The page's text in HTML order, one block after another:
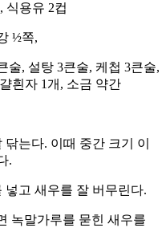
식용유 2컵
½쪽,
술, 설탕 3큰술, 케첩 3큰술,
흰자 1개, 소금 약간
는다. 이때 중간 크기 이
.
넣고 새우를 잘 버무린다.
녹말가루를 묻힌 새우를